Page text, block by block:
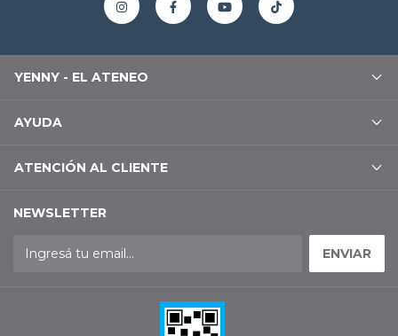
YENNY - EL ATENEO
AYUDA
ATENCIÓN AL CLIENTE
NEWSLETTER